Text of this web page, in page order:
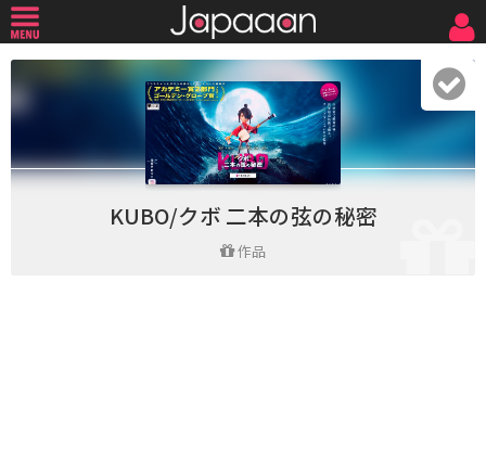
KUBO/クボ 二本の弦の秘密
作品